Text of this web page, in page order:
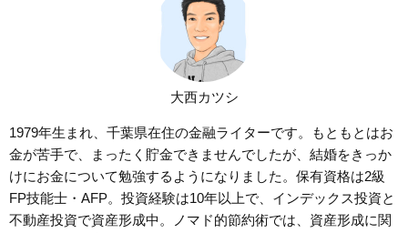
大西カツシ
1979年生まれ、千葉県在住の金融ライターです。もともとはお
金が苦手で、まったく貯金できませんでしたが、結婚をきっか
けにお金について勉強するようになりました。保有資格は2級
FP技能士・AFP。投資経験は10年以上で、インデックス投資と
不動産投資で資産形成中。ノマド的節約術では、資産形成に関